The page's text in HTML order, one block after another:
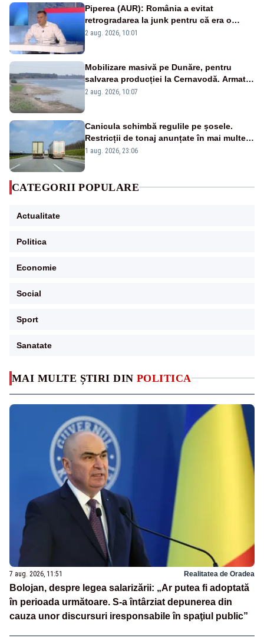
MAI MULTE ȘTIRI DIN POLITICA
7 aug. 2026, 11:51 Realitatea de Oradea
Bolojan, despre legea salarizării: „Ar putea fi adoptată
în perioada următoare. S-a întârziat depunerea din
cauza unor discursuri iresponsabile în spaţiul public”
Piperea (AUR): România a evitat
retrogradarea la junk pentru că era o
catastrofă pentru bănci și fondurile de
2 aug. 2026, 10:01
Mobilizare masivă pe Dunăre, pentru
salvarea producției la Cernavodă. Armata
va detona o stâncă și va devia apa
2 aug. 2026, 10:07
Canicula schimbă regulile pe șosele.
Restricții de tonaj anunțate în mai multe
județe
1 aug. 2026, 23:06
CATEGORII POPULARE
Actualitate
Politica
Economie
Social
Sport
Sanatate